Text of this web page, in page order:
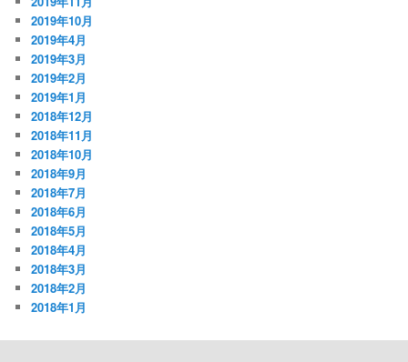
2019年10月
2019年4月
2019年3月
2019年2月
2019年1月
2018年12月
2018年11月
2018年10月
2018年9月
2018年7月
2018年6月
2018年5月
2018年4月
2018年3月
2018年2月
2018年1月